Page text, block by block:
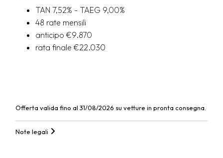
TAN 7,52% - TAEG 9,00%
48 rate mensili
anticipo €9.870
rata finale €22.030
Offerta valida fino al 31/08/2026 su vetture in pronta consegna.
Note legali